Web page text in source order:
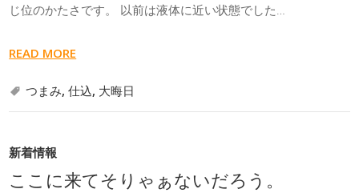
じ位のかたさです。 以前は液体に近い状態でした…
READ MORE
つまみ,仕込, 大晦日
新着情報
ここに来てそりゃぁないだろう。